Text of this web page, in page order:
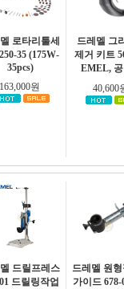
로타리툴세
35 (175W-
35pcs)
163,000원
드레멜 그
제거 키트
EMEL,
40,600
드릴프레스
드릴링작업
드레멜 원
가이드 678-